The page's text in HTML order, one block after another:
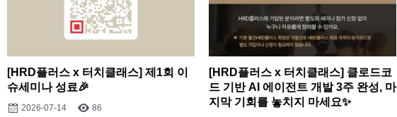
[HRD플러스 x 터치클래스] 제1회 이
슈세미나 성료🎉
2026-07-14 86
[HRD플러스 x 터치클래스] 클로드코
드 기반 AI 에이전트 개발 3주 완성, 마
지막 기회를 놓치지 마세요✨